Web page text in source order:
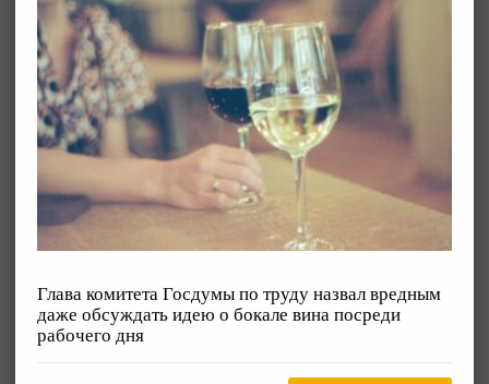
Глава комитета Госдумы по труду назвал вредным
даже обсуждать идею о бокале вина посреди
рабочего дня